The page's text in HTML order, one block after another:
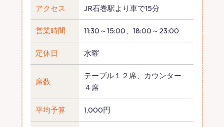
アクセス JR石巻駅より車で15分
営業時間 11:30～15:00、18:00～23:00
定休日 水曜
席数
テーブル１２席、カウンター
４席
平均予算 1,000円